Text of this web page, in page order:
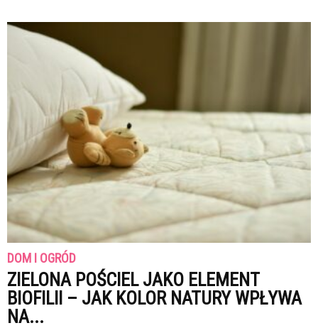
DOM I OGRÓD
ZIELONA POŚCIEL JAKO ELEMENT
BIOFILII – JAK KOLOR NATURY WPŁYWA
NA...